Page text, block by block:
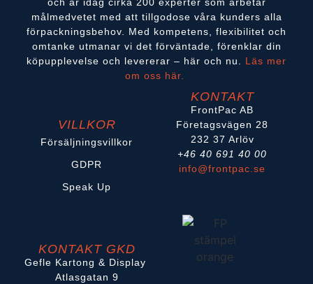
målmedvetet med att tillgodose våra kunders alla
förpackningsbehov. Med kompetens, flexibilitet och
omtanke utmanar vi det förväntade, förenklar din
köpupplevelse och levererar – här och nu. Läs mer
om oss här.
VILLKOR
Försäljningsvillkor
GDPR
Speak Up
KONTAKT
FrontPac AB
Företagsvägen 28
232 37 Arlöv
+46 40 691 40 00
info@frontpac.se
KONTAKT GKD
Gefle Kartong & Display
Atlasgatan 9